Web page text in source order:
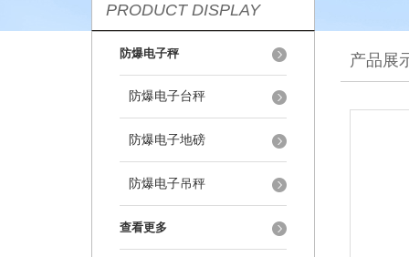
PRODUCT DISPLAY
防爆电子秤
防爆电子台秤
防爆电子地磅
防爆电子吊秤
查看更多
产品展